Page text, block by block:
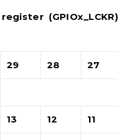
(GPIOx_LCKR)
29 28 27
13 12 11